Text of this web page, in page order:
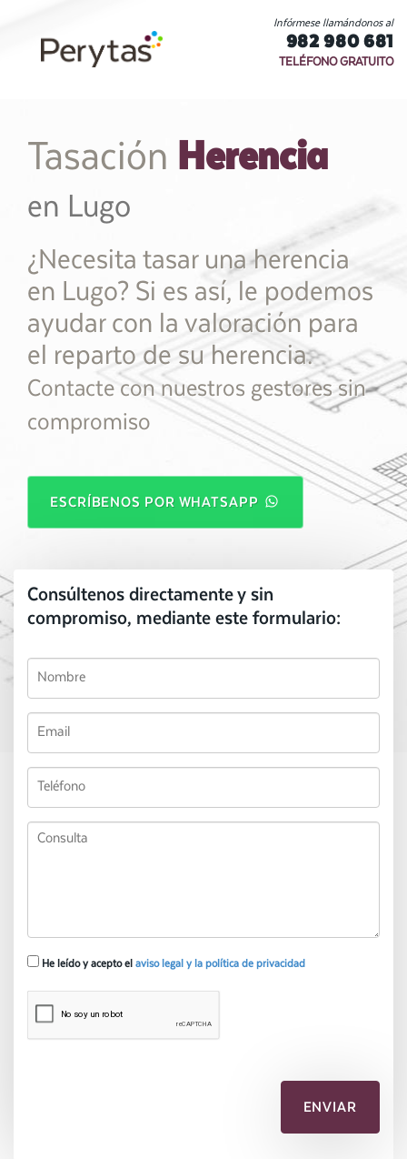
Infórmese llamándonos al
982 980 681
TELÉFONO GRATUITO
Tasación Herencia
en Lugo
¿Necesita tasar una herencia
en Lugo? Si es así, le podemos
ayudar con la valoración para
el reparto de su herencia.
Contacte con nuestros gestores sin
compromiso
ESCRÍBENOS POR WHATSAPP
Consúltenos directamente y sin
compromiso, mediante este formulario:
He leído y acepto el aviso legal y la política de privacidad